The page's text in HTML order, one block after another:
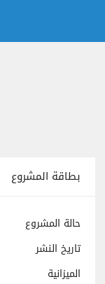
بطاقة المشروع
حالة المشروع
تاريخ النشر
الميزانية